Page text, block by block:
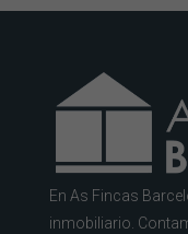
En As Fincas
inmobiliario.